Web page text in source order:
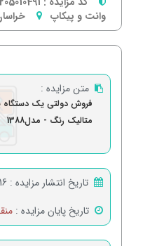
وانت و پیکاپ
متن مزایده :
متالیک رنگ - مدل1388
تاریخ انتشار مزایده :
تاریخ پایان مزایده :